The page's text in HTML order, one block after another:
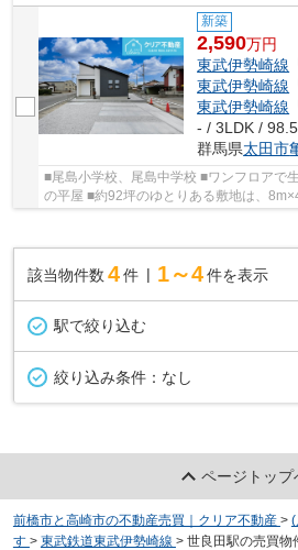
新築
2,590万円
東武伊勢崎線
東武伊勢崎線
東武伊勢崎線
- / 3LDK /
群馬県太田市
■尾島小学校、尾島中学校 ■ワンフロアで
の平屋 ■約92坪のゆとりある敷地は、
等級3に加え、ZEH水準の断熱性能 ■小中
該当物件数 4件 1～4 件を表示
駅で絞り込む
絞り込み条件： なし
ページトップ
前橋市と高崎市の不動産売買｜クリア不動産 > (
す > 東武鉄道東武伊勢崎線 > 世良田駅の売買物